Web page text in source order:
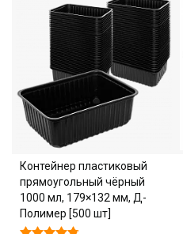
Контейнер пластиковый
прямоугольный чёрный
1000 мл, 179×132 мм, Д-
Полимер [500 шт]